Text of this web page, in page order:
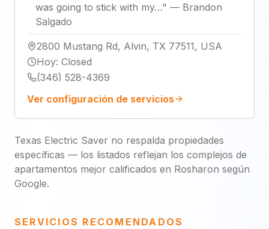
was going to stick with my…" — Brandon
Salgado
2800 Mustang Rd, Alvin, TX 77511, USA
Hoy: Closed
(346) 528-4369
Ver configuración de servicios
Texas Electric Saver no respalda propiedades
específicas — los listados reflejan los complejos de
apartamentos mejor calificados en Rosharon según
Google.
SERVICIOS RECOMENDADOS